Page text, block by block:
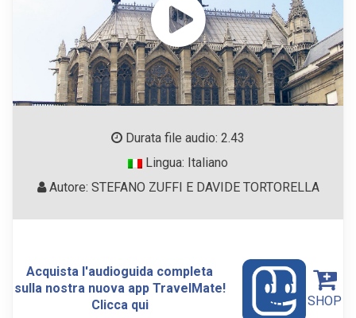
Durata file audio: 2.43
Lingua: Italiano
Autore: STEFANO ZUFFI E DAVIDE TORTORELLA
Acquista l'audioguida completa
sulla nostra nuova app TravelMate!
Clicca qui
SHOP